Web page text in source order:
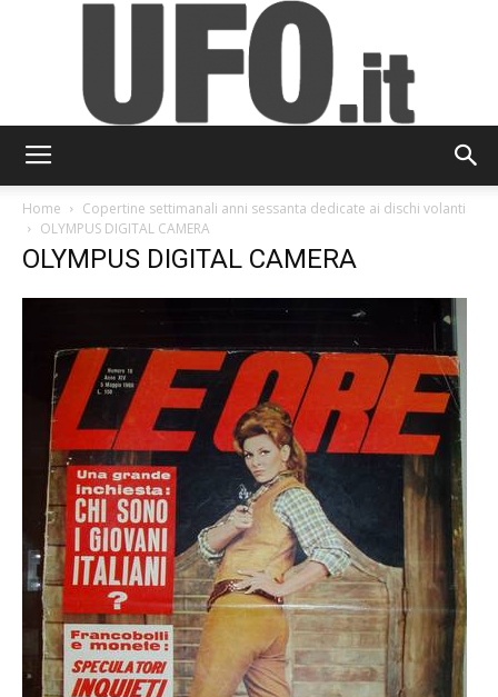
Home
Copertine settimanali anni sessanta dedicate ai dischi volanti
OLYMPUS DIGITAL CAMERA
OLYMPUS DIGITAL CAMERA